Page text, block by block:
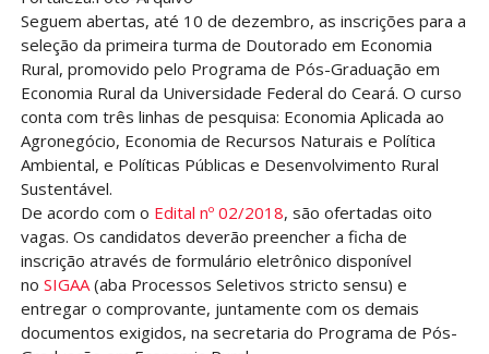
Seguem abertas, até 10 de dezembro, as inscrições para a
seleção da primeira turma de Doutorado em Economia
Rural, promovido pelo Programa de Pós-Graduação em
Economia Rural da Universidade Federal do Ceará. O curso
conta com três linhas de pesquisa: Economia Aplicada ao
Agronegócio, Economia de Recursos Naturais e Política
Ambiental, e Políticas Públicas e Desenvolvimento Rural
Sustentável.
De acordo com o Edital nº 02/2018, são ofertadas oito
vagas. Os candidatos deverão preencher a ficha de
inscrição através de formulário eletrônico disponível
no SIGAA(aba Processos Seletivos stricto sensu) e
entregar o comprovante, juntamente com os demais
documentos exigidos, na secretaria do Programa de Pós-